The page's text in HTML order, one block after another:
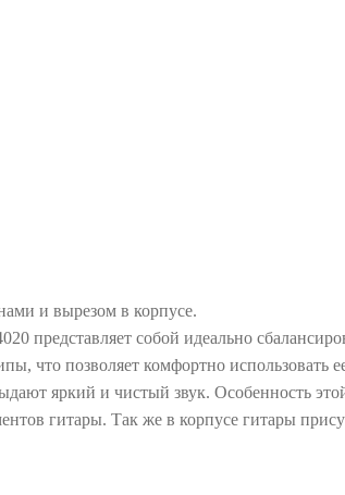
и вырезом в корпусе.
представляет собой идеально
что позволяет комфортно использовать
яркий и чистый звук. Особенность
гитары. Так же в корпусе гитары